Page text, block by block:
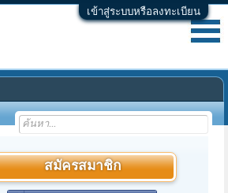
เข้าสู่ระบบหรือลงทะเบียน
สมัครสมาชิก